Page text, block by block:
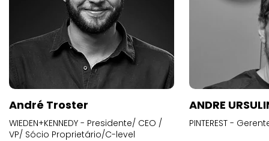
André Troster
WIEDEN+KENNEDY - Presidente/ CEO /
VP/ Sócio Proprietário/C-level
ANDRE
PINTEREST -